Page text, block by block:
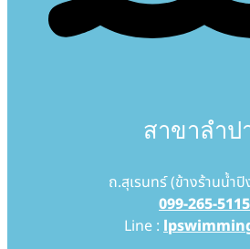
สาขาลำป
ถ.สุเรนทร์ (ข้างร้านน้ำ
099-265-5115
Line :